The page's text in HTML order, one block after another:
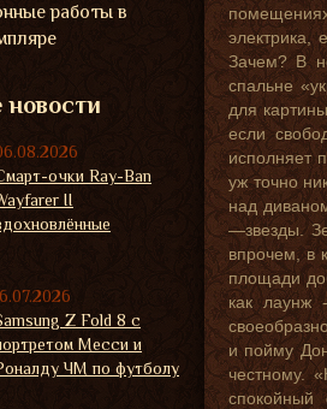
электрика,
Зачем? В
спальне
для
если
исполняет
уж точно
над
—звезды.
впрочем, в
площади
как лаунж
и пойму
честному.
работы в
очки Ray-Ban
II
Z Fold 8 с
Месси и
ЧМ по футболу